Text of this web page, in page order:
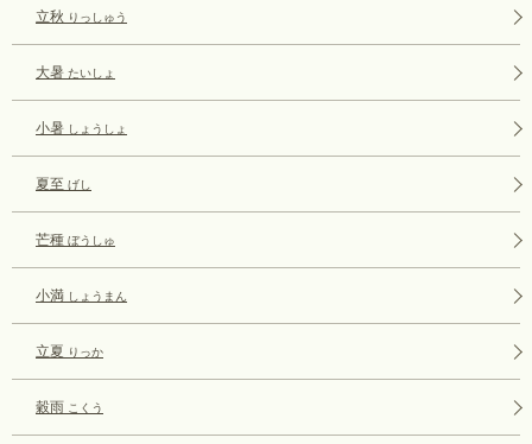
立秋 りっしゅう
大暑 たいしょ
小暑 しょうしょ
夏至 げし
芒種 ぼうしゅ
小満 しょうまん
立夏 りっか
穀雨 こくう